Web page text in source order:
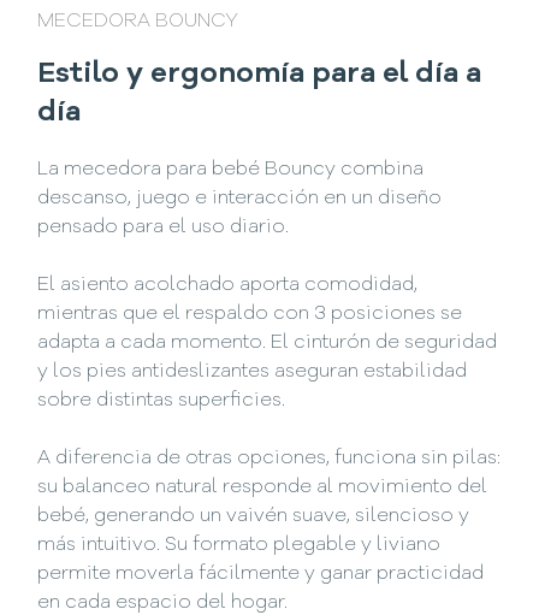
MECEDORA BOUNCY
Estilo y ergonomía para el día a
día
La mecedora para bebé Bouncy combina
descanso, juego e interacción en un diseño
pensado para el uso diario.
El asiento acolchado aporta comodidad,
mientras que el respaldo con 3 posiciones se
adapta a cada momento. El cinturón de seguridad
y los pies antideslizantes aseguran estabilidad
sobre distintas superficies.
A diferencia de otras opciones, funciona sin pilas:
su balanceo natural responde al movimiento del
bebé, generando un vaivén suave, silencioso y
más intuitivo. Su formato plegable y liviano
permite moverla fácilmente y ganar practicidad
en cada espacio del hogar.